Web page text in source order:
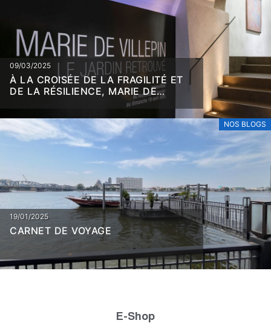
09/03/2025
À LA CROISÉE DE LA FRAGILITÉ ET
DE LA RÉSILIENCE, MARIE DE
NOS BLOGS
19/01/2025
CARNET DE VOYAGE
E-Shop